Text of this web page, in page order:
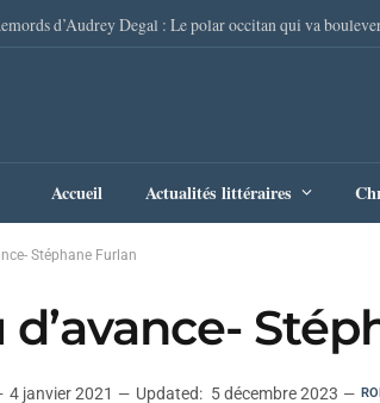
Accueil Actualités littéraires
Stéphane Furlan
d’avance-
4 janvier 2021 Updated: 5 décembre 2023